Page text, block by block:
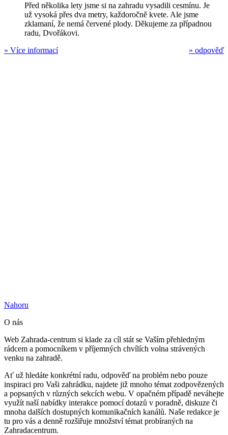
Před několika lety jsme si na zahradu vysadili cesmínu. Je
už vysoká přes dva metry, každoročně kvete. Ale jsme
zklamaní, že nemá červené plody. Děkujeme za případnou
radu, Dvořákovi.
» odpověď
» Více informací
Nahoru
O nás
Web Zahrada-centrum si klade za cíl stát se Vaším přehledným
rádcem a pomocníkem v příjemných chvílích volna strávených
venku na zahradě.
Ať už hledáte konkrétní radu, odpověď na problém nebo pouze
inspiraci pro Vaši zahrádku, najdete již mnoho témat zodpovězených
a popsaných v různých sekcích webu. V opačném případě neváhejte
využít naší nabídky interakce pomocí dotazů v poradně, diskuze či
mnoha dalších dostupných komunikačních kanálů. Naše redakce je
tu pro vás a denně rozšiřuje množství témat probíraných na
Zahradacentrum.